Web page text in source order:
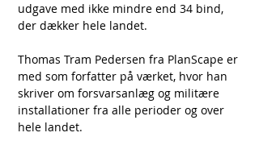
udgave med ikke mindre end 34 bind,
der dækker hele landet.
Thomas Tram Pedersen fra PlanScape er
med som forfatter på værket, hvor han
skriver om forsvarsanlæg og militære
installationer fra alle perioder og over
hele landet.